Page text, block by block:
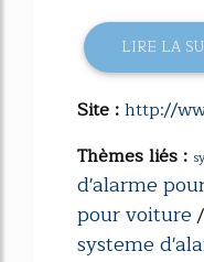
LIRE LA
Site :http://
Thèmes liés :
d'alarme
pour voiture/
systeme